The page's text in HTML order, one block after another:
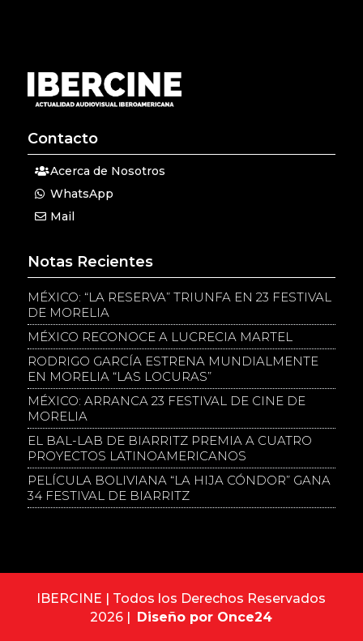
Contacto
Acerca de Nosotros
WhatsApp
Mail
Notas Recientes
MÉXICO: “LA RESERVA” TRIUNFA EN 23 FESTIVAL
DE MORELIA
MÉXICO RECONOCE A LUCRECIA MARTEL
RODRIGO GARCÍA ESTRENA MUNDIALMENTE
EN MORELIA “LAS LOCURAS”
MÉXICO: ARRANCA 23 FESTIVAL DE CINE DE
MORELIA
EL BAL-LAB DE BIARRITZ PREMIA A CUATRO
PROYECTOS LATINOAMERICANOS
PELÍCULA BOLIVIANA “LA HIJA CÓNDOR” GANA
34 FESTIVAL DE BIARRITZ
IBERCINE | Todos los Derechos Reservados
2026 |
Diseño por Once24